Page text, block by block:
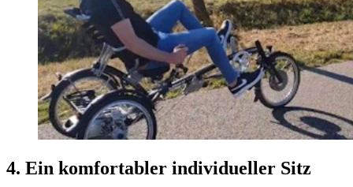
4. Ein komfortabler individueller Sitz